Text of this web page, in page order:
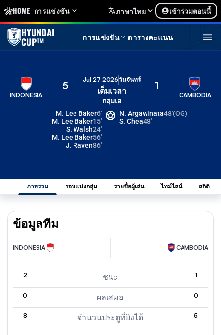
HOME การแข่งขัน ภาษาไทย เข้าร่วมตอนนี้
HYUNDAI
CUP™ การแข่งขัน ตารางคะแนน
INDONESIA
5
กลุ่มเอ
เต็มเวลา
Jul 27 2026วันจันทร์ 1
CAMBODIA
M. Lee Baker6'
M. Lee Baker15'
S. Walsh24'
M. Lee Baker56'
J. Raven86'
N. Argawinata48'(OG)
S. Chea48'
ภาพรวม รอบแบ่งกลุ่ม รายชื่อผู้เล่น ไทม์ไลน์ สถิติ
ข้อมูลทีม
INDONESIA CAMBODIA
2 ชนะ 1
0 ผลเสมอ 0
8 จำนวนประตูที่ยิงได้ 5